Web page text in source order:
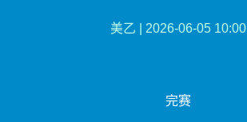
美乙 2026-06-05 10:00
完赛